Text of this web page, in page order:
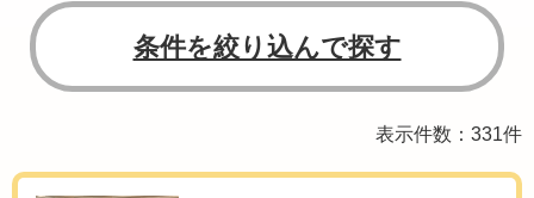
条件を絞り込んで探す
表示件数：331件